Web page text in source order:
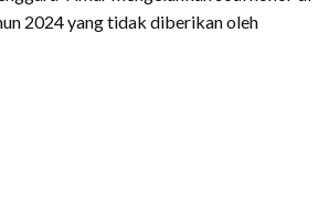
2024 yang tidak diberikan oleh